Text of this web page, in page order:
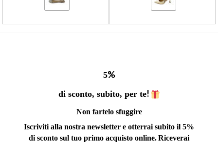
5%
di sconto, subito, per te!
Non fartelo sfuggire
Iscriviti alla nostra newsletter e otterrai subito il 5%
di sconto sul tuo primo acquisto online.Riceverai